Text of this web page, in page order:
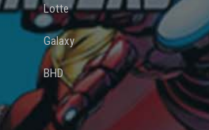
Lotte
Galaxy
BHD